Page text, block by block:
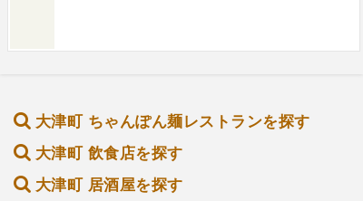
大津町 ちゃんぽん麺レストランを探す
大津町 飲食店を探す
大津町 居酒屋を探す